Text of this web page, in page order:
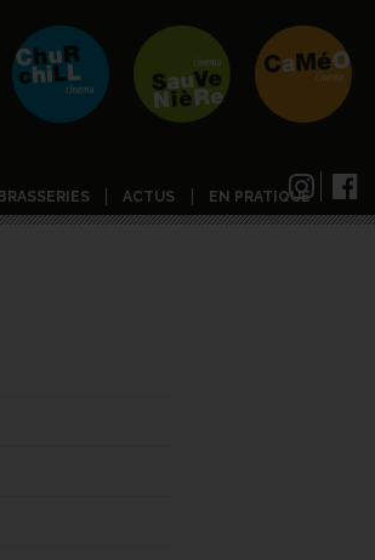
BRASSERIES ACTUS EN PRATIQUE